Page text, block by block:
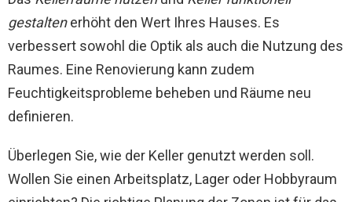
gestaltenerhöht den Wert Ihres Hauses. Es
verbessert sowohl die Optik als auch die Nutzung des
Raumes. Eine Renovierung kann zudem
Feuchtigkeitsprobleme beheben und Räume neu
definieren.
Überlegen Sie, wie der Keller genutzt werden soll.
Wollen Sie einen Arbeitsplatz, Lager oder Hobbyraum